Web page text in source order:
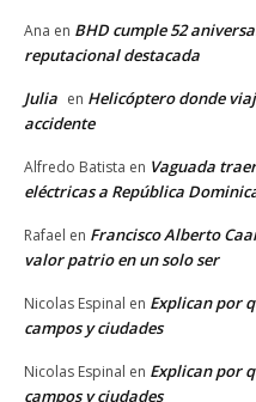
Ana en BHD cumple 52
reputacional destacada
Julia en Helicóptero donde
accidente
Alfredo Batista en Vaguada
eléctricas a República
Rafael en Francisco Alberto
valor patrio en un solo ser
Nicolas Espinal en Explican por
campos y ciudades
Nicolas Espinal en Explican por
campos y ciudades